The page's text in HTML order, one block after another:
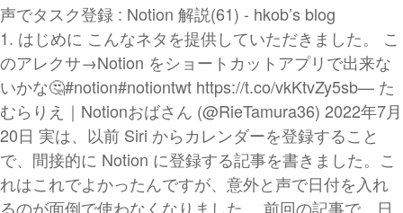
声でタスク登録 : Notion 解説(61) - hkob’s blog
1. はじめに こんなネタを提供していただきました。 こ
のアレクサ→Notion をショートカットアプリで出来な
いかな🤔#notion#notiontwt https://t.co/vkKtvZy5sb— た
むらりえ｜Notionおばさん (@RieTamura36) 2022年7月
20日 実は、以前 Siri からカレンダーを登録すること
で、間接的に Notion に登録する記事を書きました。こ
れはこれでよかったんですが、意外と声で日付を入れ
るのが面倒で使わなくなりました。 前回の記事で、日